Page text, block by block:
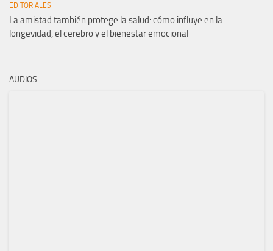
EDITORIALES
La amistad también protege la salud: cómo influye en la
longevidad, el cerebro y el bienestar emocional
AUDIOS